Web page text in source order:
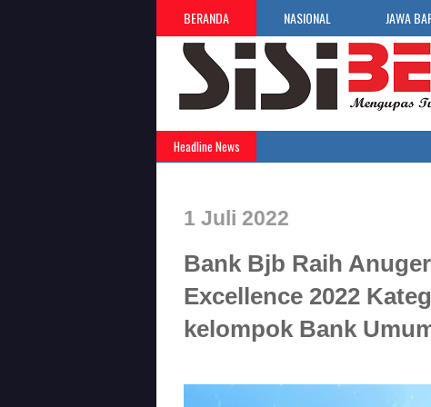
BERANDA NASIONAL JAWA
Headline News
1 Juli 2022
Bank Bjb Raih
Excellence 2022
kelompok Bank